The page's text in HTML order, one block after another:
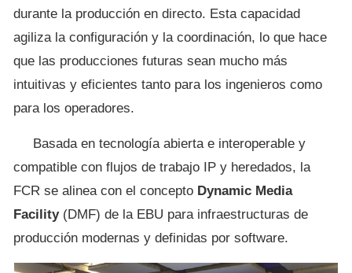
durante la producción en directo. Esta capacidad
agiliza la configuración y la coordinación, lo que hace
que las producciones futuras sean mucho más
intuitivas y eficientes tanto para los ingenieros como
para los operadores.
Basada en tecnología abierta e interoperable y
compatible con flujos de trabajo IP y heredados, la
FCR se alinea con el concepto Dynamic Media
Facility(DMF) de la EBU para infraestructuras de
producción modernas y definidas por software.